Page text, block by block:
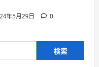
年5月29日 0